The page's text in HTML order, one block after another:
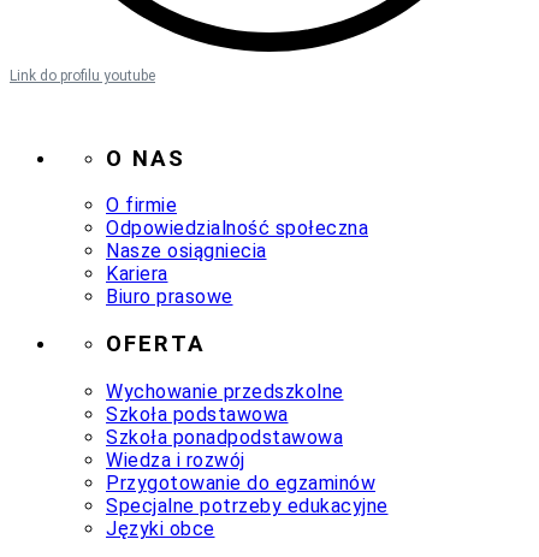
Link do profilu youtube
O NAS
O firmie
Odpowiedzialność społeczna
Nasze osiągniecia
Kariera
Biuro prasowe
OFERTA
Wychowanie przedszkolne
Szkoła podstawowa
Szkoła ponadpodstawowa
Wiedza i rozwój
Przygotowanie do egzaminów
Specjalne potrzeby edukacyjne
Języki obce